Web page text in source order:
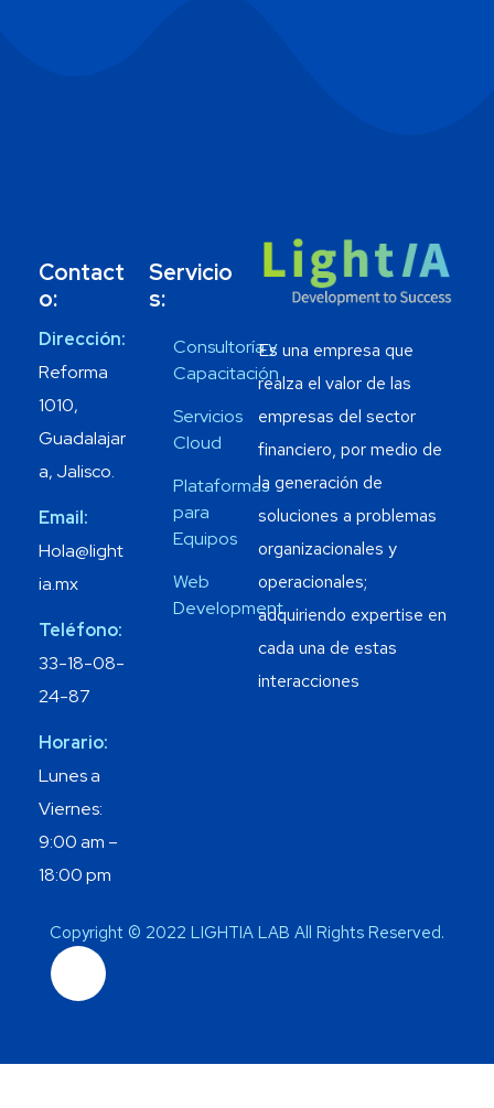
Contact
o:
Dirección:
Reforma
1010,
Guadalajar
a, Jalisco.
Email:
Hola@light
ia.mx
Teléfono:
33-18-08-
24-87
Horario:
Lunes a
Viernes:
9:00 am –
18:00 pm
Servicio
s:
Consultoría y
Capacitación
Servicios
Cloud
Plataformas
para
Equipos
Web
Development
Es una empresa que
realza el valor de las
empresas del sector
financiero, por medio de
la generación de
soluciones a problemas
organizacionales y
operacionales;
adquiriendo expertise en
cada una de estas
interacciones
Copyright © 2022 LIGHTIA LAB All Rights Reserved.